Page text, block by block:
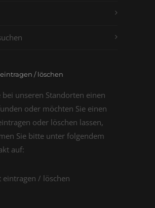
/ löschen
bei unseren Standorten einen
oder möchten Sie einen
oder löschen lassen,
Sie bitte unter folgendem
auf:
eintragen / löschen